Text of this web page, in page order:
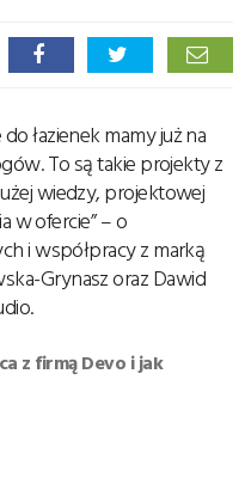
łazienek mamy już na
To są takie projekty z
wiedzy, projektowej
w ofercie” – o
i współpracy z marką
Grynasz oraz Dawid
z firmą Devo i jak